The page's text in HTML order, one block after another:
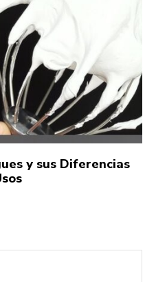
y sus Diferencias